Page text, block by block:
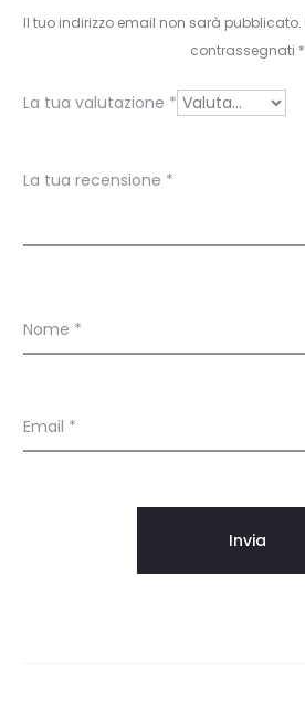
e
s
o
Il tuo indirizzo email non sarà pubblicato.
contrassegnati *
La tua valutazione *
La tua recensione *
Nome *
Email *